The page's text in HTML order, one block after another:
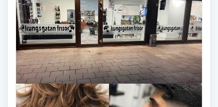
Lashlift Keratin
LED-ljusterapi
Liktornar
LPG